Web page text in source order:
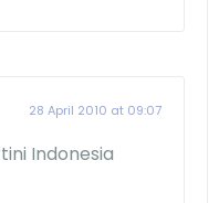
28 April 2010 at 09:07
Indonesia